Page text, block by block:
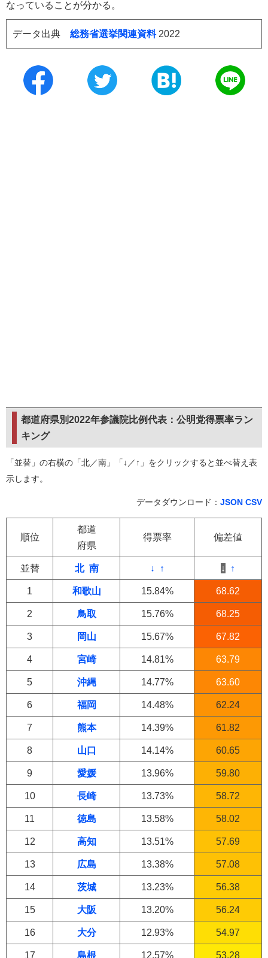
なっていることが分かる。
データ出典 総務省選挙関連資料2022
都道府県別2022年参議院比例代表：公明党得票率ラン
キング
「並替」の右横の「北／南」「↓／↑」をクリックすると並べ替え表
示します。
データダウンロード： JSON CSV
順位
都道
府県
得票率 偏差値
並替 北 南 ↓ ↑ ↓ ↑
1 和歌山 15.84% 68.62
2 鳥取 15.76% 68.25
3 岡山 15.67% 67.82
4 宮崎 14.81% 63.79
5 沖縄 14.77% 63.60
6 福岡 14.48% 62.24
7 熊本 14.39% 61.82
8 山口 14.14% 60.65
9 愛媛 13.96% 59.80
10 長崎 13.73% 58.72
11 徳島 13.58% 58.02
12 高知 13.51% 57.69
13 広島 13.38% 57.08
14 茨城 13.23% 56.38
15 大阪 13.20% 56.24
16 大分 12.93% 54.97
17 島根 12.57% 53.28